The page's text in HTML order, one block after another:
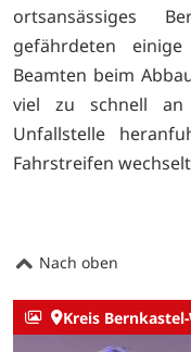
ortsansässiges
gefährdeten
Beamten beim
viel zu schnell an
Unfallstelle
Fahrstreifen
Nach oben
Kreis